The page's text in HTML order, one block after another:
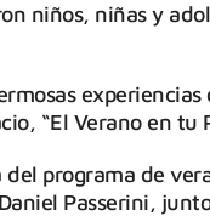
niños, niñas y
“El Verano en tu
programa de
Passerini,